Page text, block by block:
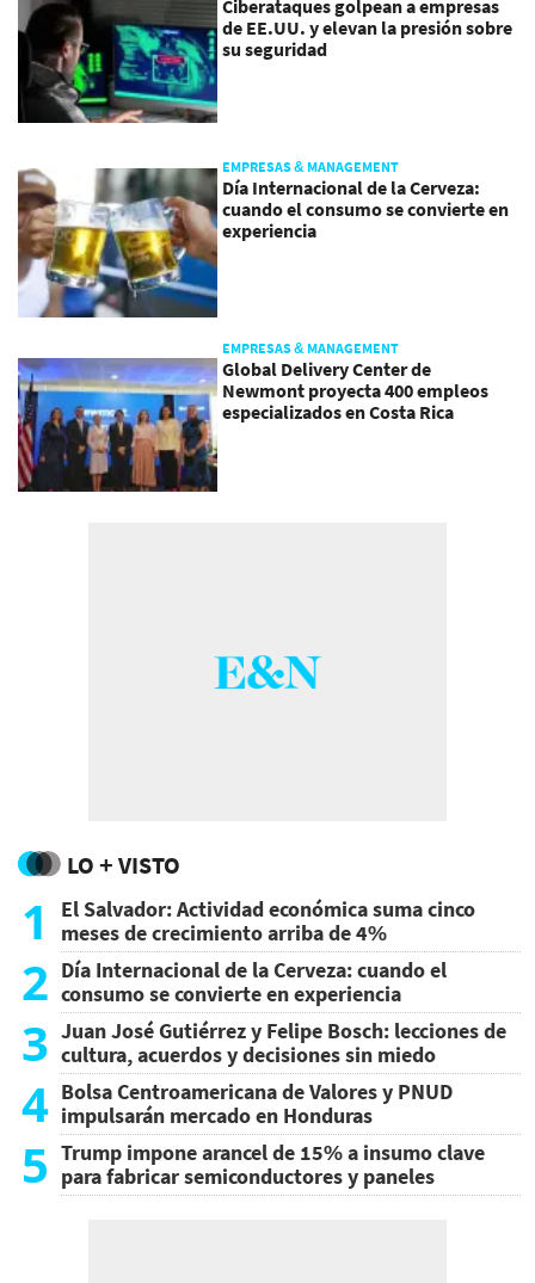
Ciberataques golpean a empresas
de EE.UU. y elevan la presión sobre
su seguridad
EMPRESAS & MANAGEMENT
Día Internacional de la Cerveza:
cuando el consumo se convierte en
experiencia
EMPRESAS & MANAGEMENT
Global Delivery Center de
Newmont proyecta 400 empleos
especializados en Costa Rica
LO + VISTO
1
El Salvador: Actividad económica suma cinco
meses de crecimiento arriba de 4%
2 Día Internacional de la Cerveza: cuando el
consumo se convierte en experiencia
3 Juan José Gutiérrez y Felipe Bosch: lecciones de
cultura, acuerdos y decisiones sin miedo
4 Bolsa Centroamericana de Valores y PNUD
impulsarán mercado en Honduras
5 Trump impone arancel de 15% a insumo clave
para fabricar semiconductores y paneles